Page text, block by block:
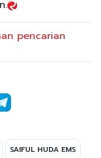
pencarian
SAIFUL HUDA EMS